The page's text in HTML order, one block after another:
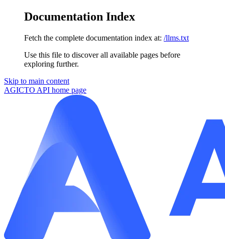
Documentation Index
Fetch the complete documentation index at: /llms.txt
Use this file to discover all available pages before
exploring further.
Skip to main content
AGICTO API home page